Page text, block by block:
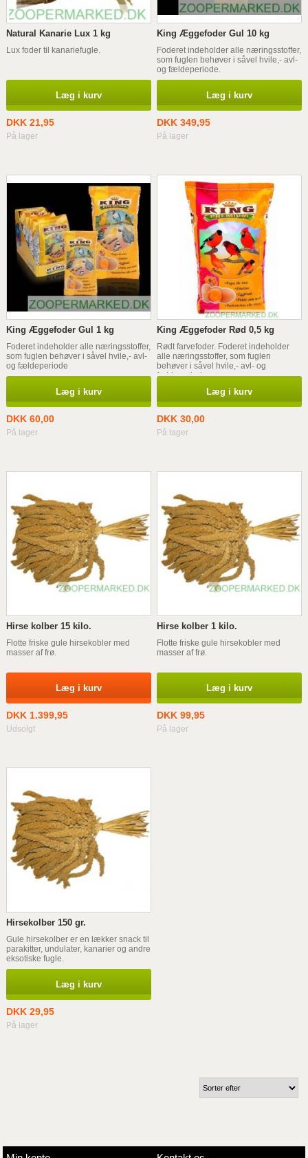
Natural Kanarie Lux 1 kg
Lux foder til kanariefugle.
Læg i kurv
DKK 21,95
På lager
King Æggefoder Gul 10 kg
Foderet indeholder alle næringsstoffer,
som fuglen behøver i såvel hvile,- avl-
og fældeperiode.
Læg i kurv
DKK 349,95
På lager
King Æggefoder Gul 1 kg
Foderet indeholder alle næringsstoffer,
som fuglen behøver i såvel hvile,- avl-
og fældeperiode
Læg i kurv
DKK 60,00
På lager
King Æggefoder Rød 0,5 kg
Rødt farvefoder. Foderet indeholder
alle næringsstoffer, som fuglen
behøver i såvel hvile,- avl- og
fældeperiode
Læg i kurv
DKK 30,00
På lager
Hirse kolber 15 kilo.
Flotte friske gule hirsekobler med
masser af frø.
Læg i kurv
DKK 1.399,95
Udsolgt
Hirse kolber 1 kilo.
Flotte friske gule hirsekobler med
masser af frø.
Læg i kurv
DKK 99,95
På lager
Hirsekolber 150 gr.
Gule hirsekolber er en lækker snack til
parakitter, undulater, kanarier og andre
eksotiske fugle.
Læg i kurv
DKK 29,95
På lager